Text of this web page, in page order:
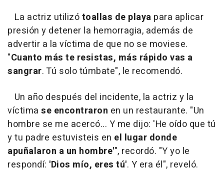
La actriz utilizótoallas de playa para aplicar
presión y detener la hemorragia, además de
advertir a la víctima de que no se moviese.
"Cuanto más te resistas, más rápido vas a
sangrar. Tú solo túmbate", le recomendó.
Un año después del incidente, la actriz y la
víctima se encontraron en un restaurante. "Un
hombre se me acercó... Y me dijo: 'He oído que tú
y tu padre estuvisteis en el lugar donde
apuñalaron a un hombre'", recordó. "Y yo le
respondí: 'Dios mío, eres tú'. Y era él", reveló.